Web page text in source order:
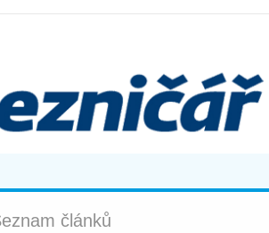
článků